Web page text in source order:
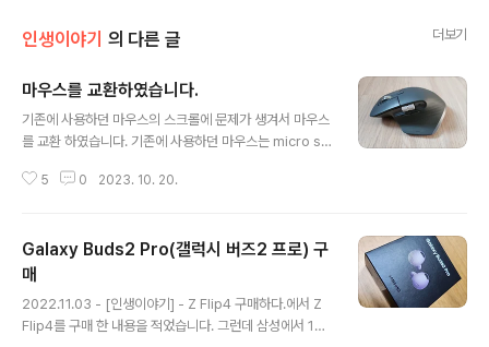
인생이야기 의 다른 글 더보기
마우스를 교환하였습니다.
기존에 사용하던 마우스의 스크롤에 문제가 생겨서 마우스
를 교환 하였습니다. 기존에 사용하던 마우스는 micro so
a.com/app/goods/3428124/0 마이크로소프트(MIC
크로소프트(MICROSOFT) 제품번호 : L6V-00006 제
품 : 스컬프트 에고노믹 인체공학 무선마우스 - 59,000 원
산지 : 중국 www.musinsa.com 처음 해당 모델을 구매
했는데 처음부터 마우스 스크롤이 반대로 되거나 잘 안되
는 등 문제가 있어서 하나 더 받았는데 2개를 4년 정도 사
5 0 2023. 10. 20.
Galaxy Buds2 Pro(갤럭시 버즈2 프로) 구
매
2022.11.03 - [인생이야기] - Z Flip4 구매하다.에서 Z
Flip4를 구매 한 내용을 적었습니다. 그런데 삼성에서 10